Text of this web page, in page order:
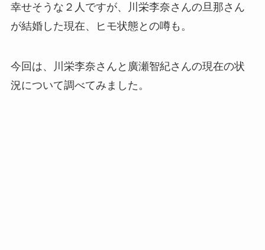
幸せそうな２人ですが、川栄李奈さんの旦那さん
が結婚した現在、ヒモ状態との噂も。
今回は、川栄李奈さんと廣瀬智紀さんの現在の状
況について調べてみました。